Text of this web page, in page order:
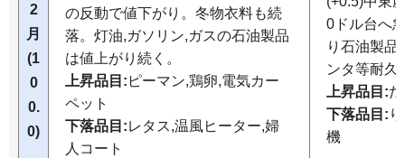
2
月
(1
0
0.
0)
の反動で値下がり。冬物衣料も続
落。灯油,ガソリン,ガスの石油製品
は値上がり続く。
上昇品目: ピーマン,鶏卵,電気カー
ペット
下落品目:レタス,温風ヒーター,婦
人コート
0ドル台へ
り石油製品
ンタ等耐久
上昇品目:
下落品目:
機